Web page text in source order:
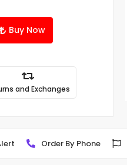
Buy Now
and Exchanges
Order By Phone